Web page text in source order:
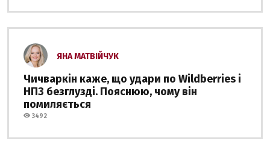
ЯНА МАТВІЙЧУК
Чичваркін каже, що удари по Wildberries і
НПЗ безглузді. Пояснюю, чому він
помиляється
3492